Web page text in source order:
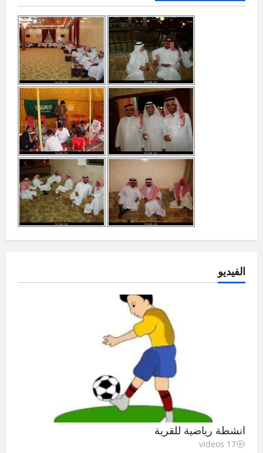
الفيديو
انشطة رياضية للقرية
17 videos